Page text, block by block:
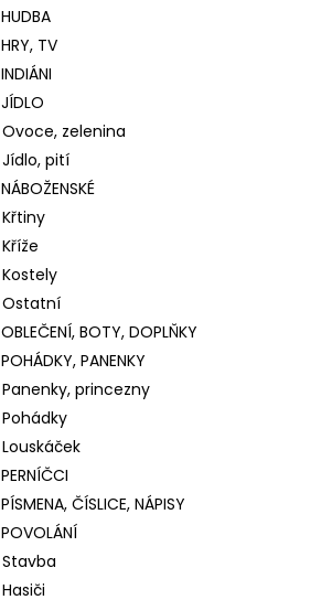
TV
Ovoce, zelenina
Jídlo, pití
Křtiny
Kříže
Kostely
Ostatní
BOTY, DOPLŇKY
PANENKY
Panenky, princezny
Pohádky
Louskáček
ČÍSLICE, NÁPISY
Stavba
Hasiči